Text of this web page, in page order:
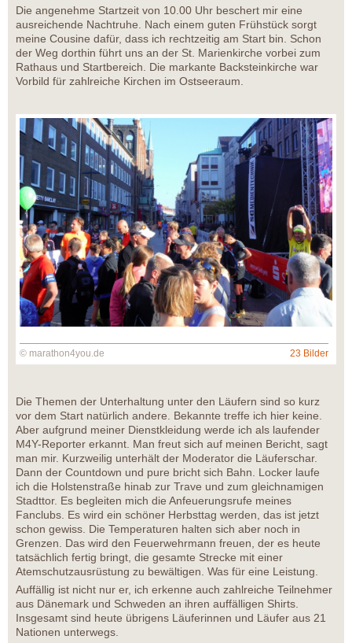
Die angenehme Startzeit von 10.00 Uhr beschert mir eine
ausreichende Nachtruhe. Nach einem guten Frühstück sorgt
meine Cousine dafür, dass ich rechtzeitig am Start bin. Schon
der Weg dorthin führt uns an der St. Marienkirche vorbei zum
Rathaus und Startbereich. Die markante Backsteinkirche war
Vorbild für zahlreiche Kirchen im Ostseeraum.
© marathon4you.de 23 Bilder
Die Themen der Unterhaltung unter den Läufern sind so kurz
vor dem Start natürlich andere. Bekannte treffe ich hier keine.
Aber aufgrund meiner Dienstkleidung werde ich als laufender
M4Y-Reporter erkannt. Man freut sich auf meinen Bericht, sagt
man mir. Kurzweilig unterhält der Moderator die Läuferschar.
Dann der Countdown und pure bricht sich Bahn. Locker laufe
ich die Holstenstraße hinab zur Trave und zum gleichnamigen
Stadttor. Es begleiten mich die Anfeuerungsrufe meines
Fanclubs. Es wird ein schöner Herbsttag werden, das ist jetzt
schon gewiss. Die Temperaturen halten sich aber noch in
Grenzen. Das wird den Feuerwehrmann freuen, der es heute
tatsächlich fertig bringt, die gesamte Strecke mit einer
Atemschutzausrüstung zu bewältigen. Was für eine Leistung.
Auffällig ist nicht nur er, ich erkenne auch zahlreiche Teilnehmer
aus Dänemark und Schweden an ihren auffälligen Shirts.
Insgesamt sind heute übrigens Läuferinnen und Läufer aus 21
Nationen unterwegs.